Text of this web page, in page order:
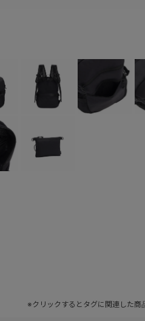
※クリックするとタグに関連した商